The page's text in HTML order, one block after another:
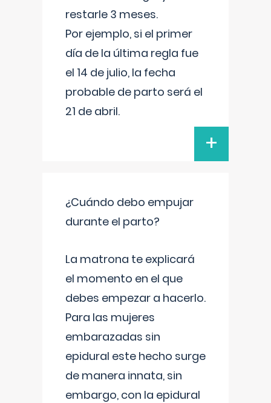
restarle 3 meses.
Por ejemplo, si el primer
día de la última regla fue
el 14 de julio, la fecha
probable de parto será el
21 de abril.
+
¿Cuándo debo empujar
durante el parto?
La matrona te explicará
el momento en el que
debes empezar a hacerlo.
Para las mujeres
embarazadas sin
epidural este hecho surge
de manera innata, sin
embargo, con la epidural